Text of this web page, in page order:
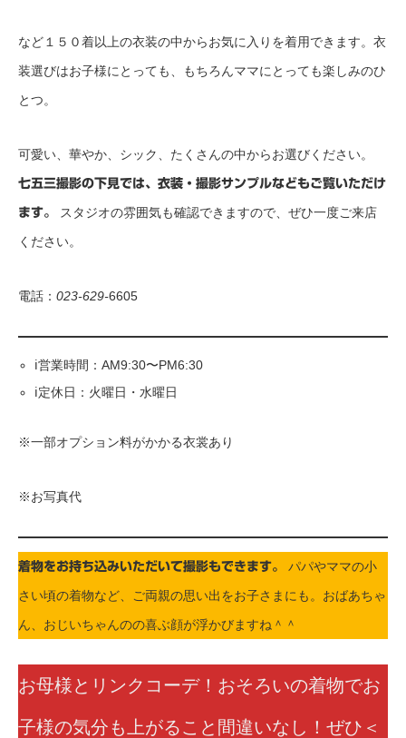
など１５０着以上の衣装の中からお気に入りを着用できます。衣
装選びはお子様にとっても、もちろんママにとっても楽しみのひ
とつ。
可愛い、華やか、シック、たくさんの中からお選びください。
七五三撮影の下見では、衣装・撮影サンプルなどもご覧いただけ
ます。
スタジオの雰囲気も確認できますので、ぜひ一度ご来店
ください。
電話： 023-629-6605
ℹ️営業時間：AM9:30〜PM6:30
ℹ️定休日：火曜日・水曜日
※一部オプション料がかかる衣裳あり
※お写真代
着物をお持ち込みいただいて撮影もできます。
パパやママの小
さい頃の着物など、ご両親の思い出をお子さまにも。おばあちゃ
ん、おじいちゃんのの喜ぶ顔が浮かびますね＾＾
お母様とリンクコーデ！おそろいの着物でお
子様の気分も上がること間違いなし！ぜひ＜